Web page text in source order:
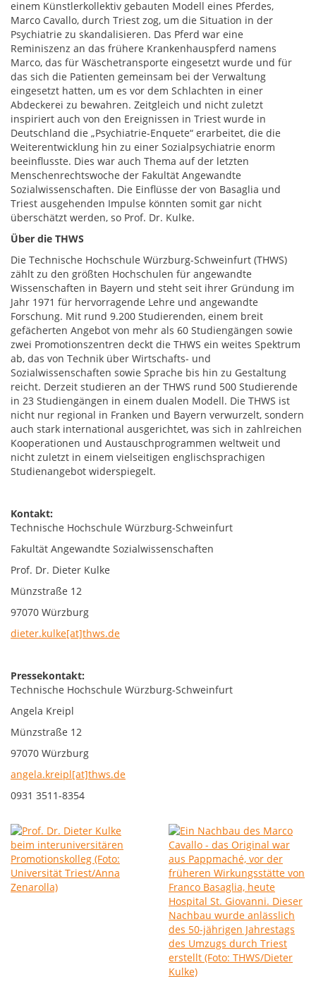
einem Künstlerkollektiv gebauten Modell eines Pferdes,
Marco Cavallo, durch Triest zog, um die Situation in der
Psychiatrie zu skandalisieren. Das Pferd war eine
Reminiszenz an das frühere Krankenhauspferd namens
Marco, das für Wäschetransporte eingesetzt wurde und für
das sich die Patienten gemeinsam bei der Verwaltung
eingesetzt hatten, um es vor dem Schlachten in einer
Abdeckerei zu bewahren. Zeitgleich und nicht zuletzt
inspiriert auch von den Ereignissen in Triest wurde in
Deutschland die „Psychiatrie-Enquete“ erarbeitet, die die
Weiterentwicklung hin zu einer Sozialpsychiatrie enorm
beeinflusste. Dies war auch Thema auf der letzten
Menschenrechtswoche der Fakultät Angewandte
Sozialwissenschaften. Die Einflüsse der von Basaglia und
Triest ausgehenden Impulse könnten somit gar nicht
überschätzt werden, so Prof. Dr. Kulke.
Über die THWS
Die Technische Hochschule Würzburg-Schweinfurt (THWS)
zählt zu den größten Hochschulen für angewandte
Wissenschaften in Bayern und steht seit ihrer Gründung im
Jahr 1971 für hervorragende Lehre und angewandte
Forschung. Mit rund 9.200 Studierenden, einem breit
gefächerten Angebot von mehr als 60 Studiengängen sowie
zwei Promotionszentren deckt die THWS ein weites Spektrum
ab, das von Technik über Wirtschafts- und
Sozialwissenschaften sowie Sprache bis hin zu Gestaltung
reicht. Derzeit studieren an der THWS rund 500 Studierende
in 23 Studiengängen in einem dualen Modell. Die THWS ist
nicht nur regional in Franken und Bayern verwurzelt, sondern
auch stark international ausgerichtet, was sich in zahlreichen
Kooperationen und Austauschprogrammen weltweit und
nicht zuletzt in einem vielseitigen englischsprachigen
Studienangebot widerspiegelt.
Kontakt:
Technische Hochschule Würzburg-Schweinfurt
Fakultät Angewandte Sozialwissenschaften
Prof. Dr. Dieter Kulke
Münzstraße 12
97070 Würzburg
dieter.kulke[at]thws.de
Pressekontakt:
Technische Hochschule Würzburg-Schweinfurt
Angela Kreipl
Münzstraße 12
97070 Würzburg
angela.kreipl[at]thws.de
0931 3511-8354